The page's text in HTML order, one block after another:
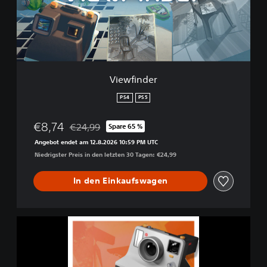
d
e
r
Viewfinder
PS4 PS5
€8,74 Preisnachlass gegenüber dem Originalpreis von
€24,99 Spare 65 %
Angebot endet am 12.8.2026 10:59 PM UTC
Niedrigster Preis in den letzten 30 Tagen: €24,99
In den Einkaufswagen